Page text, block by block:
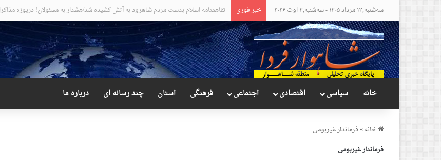
سه‌شنبه,۱۳ مرداد ۱۴۰۵ - سه‌شنبه,۴ اوت ۲۰۲۶ خبر فوری مواضع عجیب و دور از انتظار علی لاریجانی
خانه سیاسی اقتصادی اجتماعی فرهنگی استان چند رسانه ای درباره ما
خانه»فرماندار غیربومی
فرماندار غیربومی